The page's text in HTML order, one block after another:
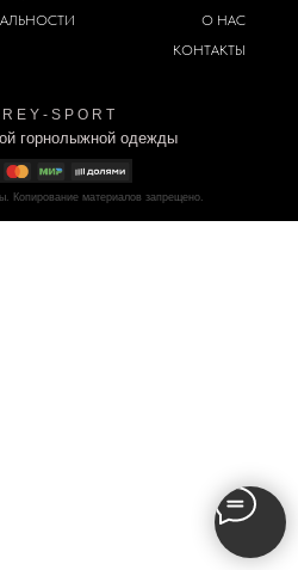
R E Y - S P O R T
горнолыжной одежды
Копирование материалов запрещено.
О НАС
КОНТАКТЫ